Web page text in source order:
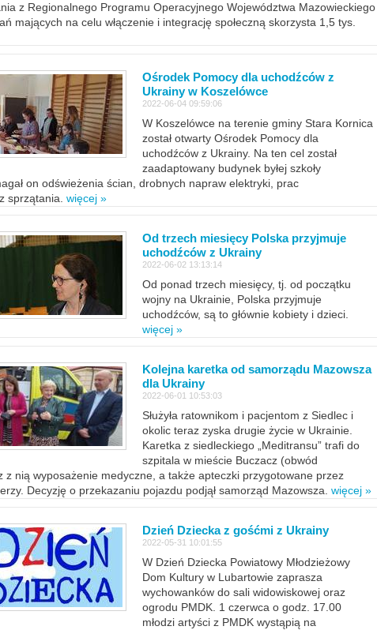
z Regionalnego Programu Operacyjnego Województwa Mazowieckiego
mających na celu włączenie i integrację społeczną skorzysta 1,5 tys.
Ośrodek Pomocy dla uchodźców z
Ukrainy w Koszelówce
2022-06-04 09:59:06
W Koszelówce na terenie gminy Stara Kornica
został otwarty Ośrodek Pomocy dla
uchodźców z Ukrainy. Na ten cel został
zaadaptowany budynek byłej szkoły
on odświeżenia ścian, drobnych napraw elektryki, prac
sprzątania. więcej »
Od trzech miesięcy Polska przyjmuje
uchodźców z Ukrainy
2022-06-02 13:13:14
Od ponad trzech miesięcy, tj. od początku
wojny na Ukrainie, Polska przyjmuje
uchodźców, są to głównie kobiety i dzieci.
więcej »
Kolejna karetka od samorządu Mazowsza
dla Ukrainy
2022-06-01 10:53:03
Służyła ratownikom i pacjentom z Siedlec i
okolic teraz zyska drugie życie w Ukrainie.
Karetka z siedleckiego „Meditransu” trafi do
szpitala w mieście Buczacz (obwód
z nią wyposażenie medyczne, a także apteczki przygotowane przez
Decyzję o przekazaniu pojazdu podjął samorząd Mazowsza. więcej »
Dzień Dziecka z gośćmi z Ukrainy
2022-05-31 10:01:55
W Dzień Dziecka Powiatowy Młodzieżowy
Dom Kultury w Lubartowie zaprasza
wychowanków do sali widowiskowej oraz
ogrodu PMDK. 1 czerwca o godz. 17.00
młodzi artyści z PMDK wystąpią na